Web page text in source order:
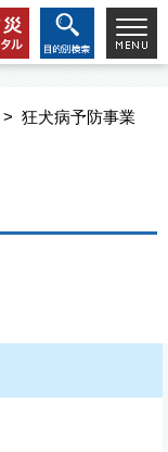
> 狂犬病予防事業